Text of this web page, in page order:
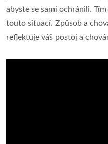
abyste se sami ochránili.
touto situací. Způsob a
reflektuje váš postoj a